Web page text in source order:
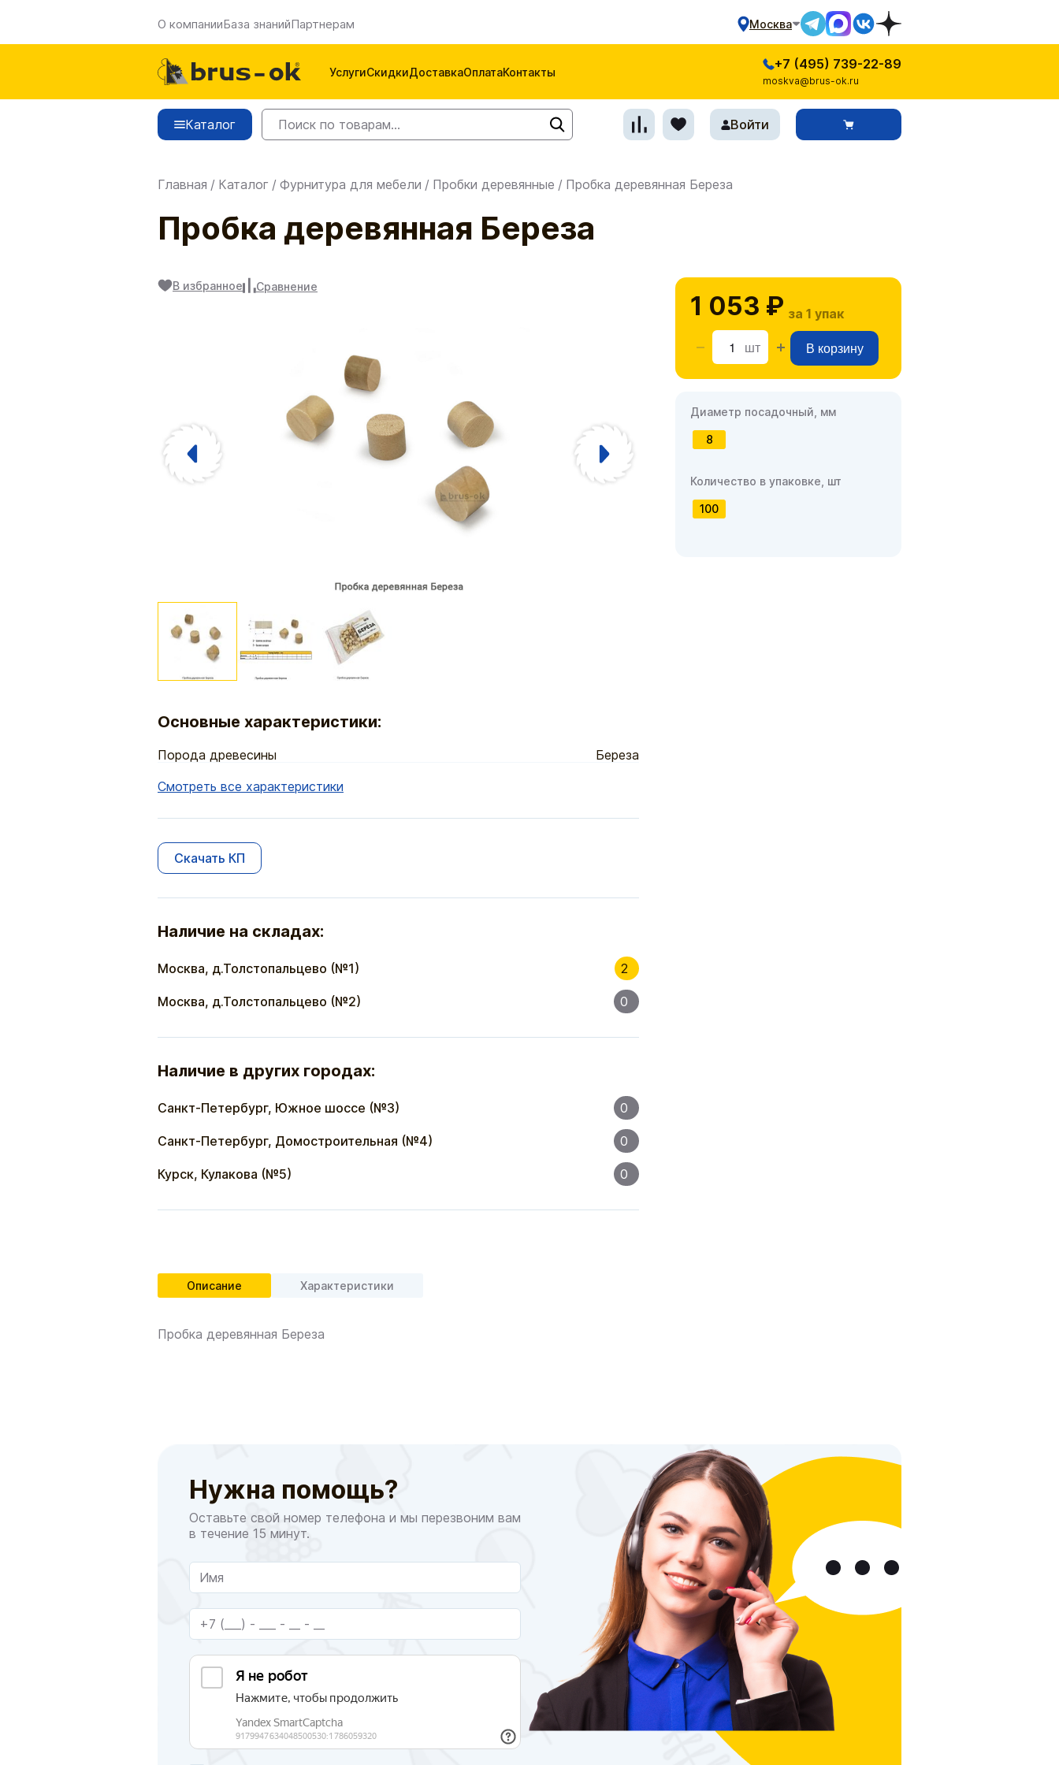
О компанииБаза знанийПартнерам Москва
УслугиСкидкиДоставкаОплатаКонтакты
+7 (495) 739-22-89
moskva@brus-ok.ru
Каталог Войти
Главная / Каталог / Фурнитура для мебели / Пробки деревянные / Пробка деревянная Береза
Пробка деревянная Береза
В избранное Сравнение
Основные характеристики:
Порода древесины
Береза
Смотреть все характеристики
Скачать КП
Наличие на складах:
Москва, д.Толстопальцево (№1) 2
Москва, д.Толстопальцево (№2) 0
Наличие в других городах:
Санкт-Петербург, Южное шоссе (№3) 0
Санкт-Петербург, Домостроительная (№4) 0
Курск, Кулакова (№5) 0
Описание Характеристики
Пробка деревянная Береза
1 053 ₽ за 1 упак
шт В корзину
Диаметр посадочный, мм
8
Количество в упаковке, шт
100
Нужна помощь?
Оставьте свой номер телефона и мы перезвоним вам
в течение 15 минут.